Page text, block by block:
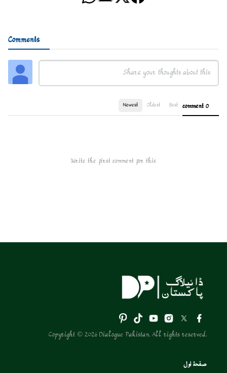
Comments
0 comment
Best
Oldest
Newest
Write the first comment for this!
Copyright © 2026 Dialogue Pakistan. All rights reserved.
صفحۂ اول